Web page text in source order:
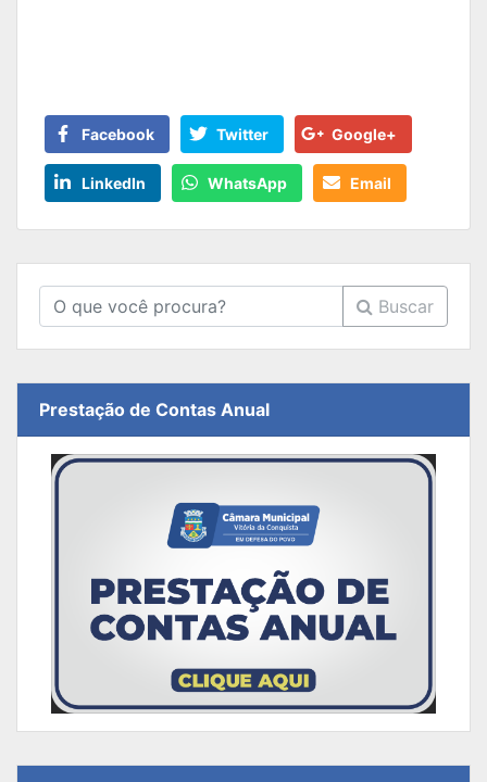
Facebook Twitter Google+
LinkedIn WhatsApp Email
Buscar
Prestação de Contas Anual